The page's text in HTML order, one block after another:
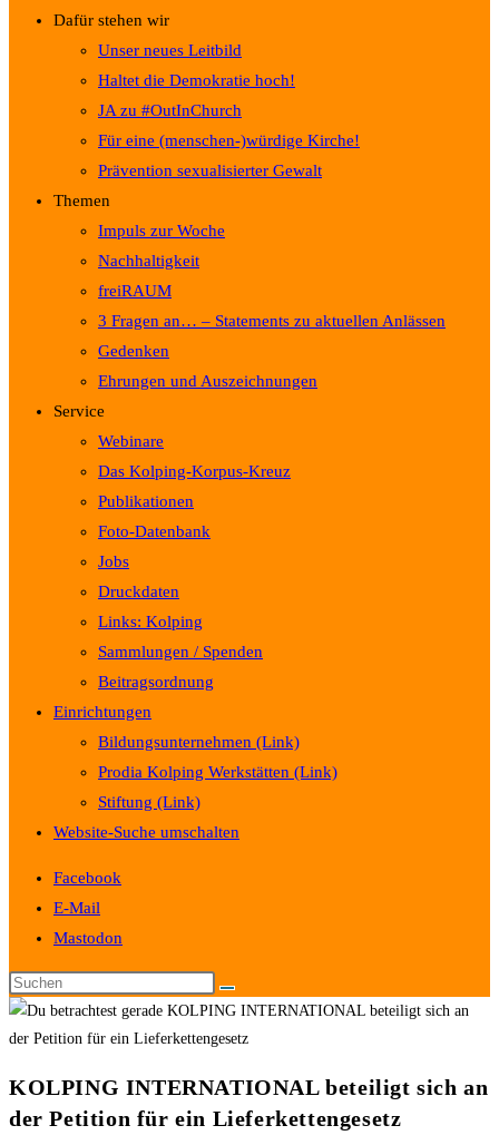
Dafür stehen wir
Unser neues Leitbild
Haltet die Demokratie hoch!
JA zu #OutInChurch
Für eine (menschen-)würdige Kirche!
Prävention sexualisierter Gewalt
Themen
Impuls zur Woche
Nachhaltigkeit
freiRAUM
3 Fragen an… – Statements zu aktuellen Anlässen
Gedenken
Ehrungen und Auszeichnungen
Service
Webinare
Das Kolping-Korpus-Kreuz
Publikationen
Foto-Datenbank
Jobs
Druckdaten
Links: Kolping
Sammlungen / Spenden
Beitragsordnung
Einrichtungen
Bildungsunternehmen (Link)
Prodia Kolping Werkstätten (Link)
Stiftung (Link)
Website-Suche umschalten
Facebook
E-Mail
Mastodon
KOLPING INTERNATIONAL beteiligt sich an
der Petition für ein Lieferkettengesetz